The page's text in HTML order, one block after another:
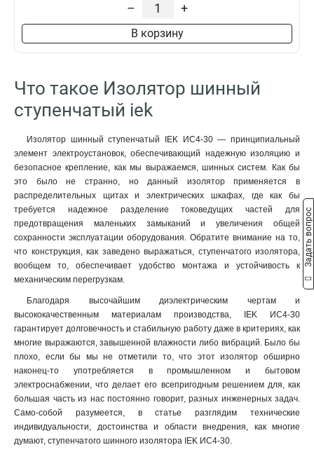
– +
В корзину
Что такое Изолятор шинный
ступенчатый iek
Изолятор шинный ступенчатый IEK ИС4-30 — принципиальный
элемент электроустановок, обеспечивающий надежную изоляцию и
безопасное крепление, как мы выражаемся, шинных систем. Как бы
это было не странно, но данный изолятор применяется в
распределительных щитах и электрических шкафах, где как бы
требуется надежное разделение токоведущих частей для
предотвращения маленьких замыканий и увеличения общей
сохранности эксплуатации оборудования. Обратите внимание на то,
что конструкция, как заведено выражаться, ступенчатого изолятора,
вообщем то, обеспечивает удобство монтажа и устойчивость к
механическим перегрузкам.
Благодаря высочайшим диэлектрическим чертам и
высококачественным материалам производства, IEK ИС4-30
гарантирует долговечность и стабильную работу даже в критериях, как
многие выражаются, завышенной влажности либо вибраций. Было бы
плохо, если бы мы не отметили то, что этот изолятор обширно
наконец-то употребляется в промышленном и бытовом
электроснабжении, что делает его всепригодным решением для, как
большая часть из нас постоянно говорит, разных инженерных задач.
Само-собой разумеется, в статье разглядим технические
индивидуальности, достоинства и области внедрения, как многие
думают, ступенчатого шинного изолятора IEK ИС4-30.
Задать вопрос